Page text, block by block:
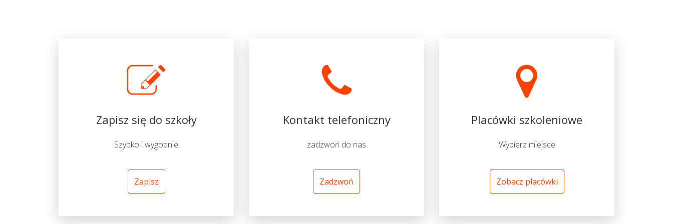
Zapisz się do szkoły
Szybko i wygodnie
Zapisz
Kontakt telefoniczny
zadzwoń do nas
Zadzwoń
Placówki szkoleniowe
Wybierz miejsce
Zobacz placówki